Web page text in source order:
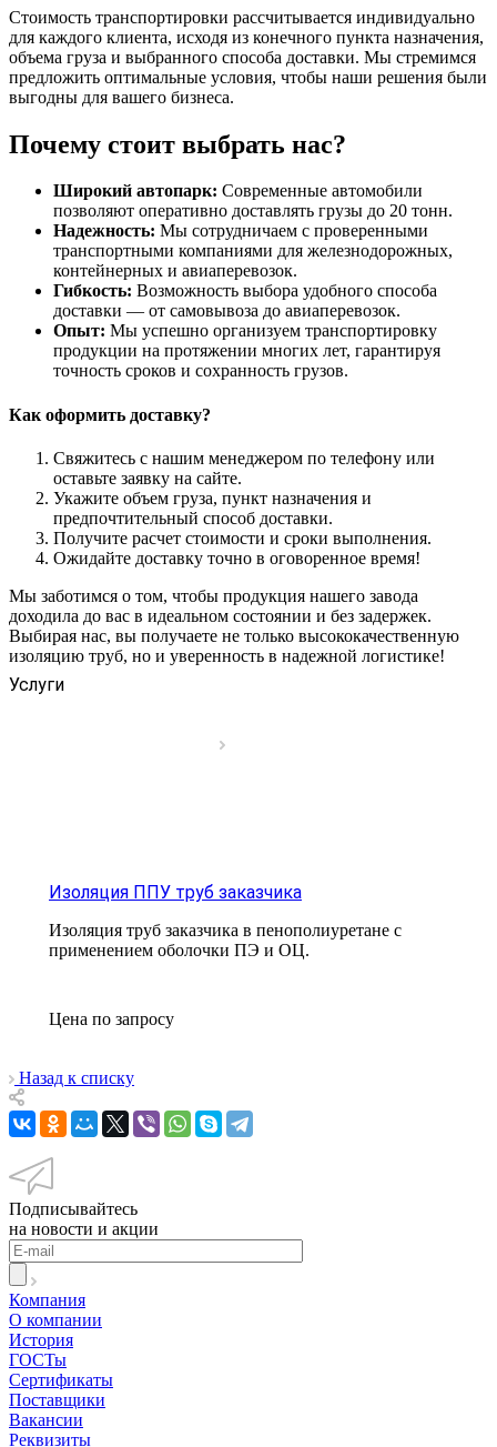
Стоимость транспортировки рассчитывается индивидуально
для каждого клиента, исходя из конечного пункта назначения,
объема груза и выбранного способа доставки. Мы стремимся
предложить оптимальные условия, чтобы наши решения были
выгодны для вашего бизнеса.
Почему стоит выбрать нас?
Широкий автопарк: Современные автомобили
позволяют оперативно доставлять грузы до 20 тонн.
Надежность: Мы сотрудничаем с проверенными
транспортными компаниями для железнодорожных,
контейнерных и авиаперевозок.
Гибкость: Возможность выбора удобного способа
доставки — от самовывоза до авиаперевозок.
Опыт: Мы успешно организуем транспортировку
продукции на протяжении многих лет, гарантируя
точность сроков и сохранность грузов.
Как оформить доставку?
Свяжитесь с нашим менеджером по телефону или
оставьте заявку на сайте.
Укажите объем груза, пункт назначения и
предпочтительный способ доставки.
Получите расчет стоимости и сроки выполнения.
Ожидайте доставку точно в оговоренное время!
Мы заботимся о том, чтобы продукция нашего завода
доходила до вас в идеальном состоянии и без задержек.
Выбирая нас, вы получаете не только высококачественную
изоляцию труб, но и уверенность в надежной логистике!
Услуги
Изоляция ППУ труб заказчика
Изоляция труб заказчика в пенополиуретане с
применением оболочки ПЭ и ОЦ.
Цена по запросу
Назад к списку
Подписывайтесь
на новости и акции
Компания
О компании
История
ГОСТы
Сертификаты
Поставщики
Вакансии
Реквизиты